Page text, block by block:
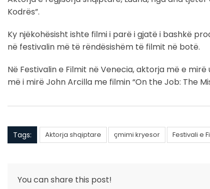
Kodrës”.
Ky njëkohësisht ishte filmi i parë i gjatë i bashkë
në festivalin më të rëndësishëm të filmit në botë.
Në Festivalin e Filmit në Venecia, aktorja më e
më i mirë John Arcilla me filmin “On the Job: The
Tags: Aktorja shqiptare çmimi kryesor Festivali e
You can share this post!